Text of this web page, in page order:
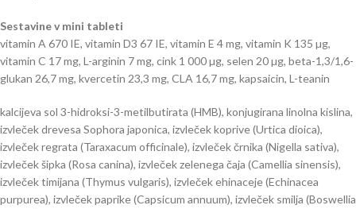
Sestavine v mini tableti
vitamin A 670 IE, vitamin D3 67 IE, vitamin E 4 mg, vitamin K 135 µg,
vitamin C 17 mg, L-arginin 7 mg, cink 1 000 µg, selen 20 µg, beta-1,3/1,6-
glukan 26,7 mg, kvercetin 23,3 mg, CLA 16,7 mg, kapsaicin, L-teanin
kalcijeva sol 3-hidroksi-3-metilbutirata (HMB), konjugirana linolna kislina,
izvleček drevesa Sophora japonica, izvleček koprive (Urtica dioica),
izvleček regrata (Taraxacum officinale), izvleček črnika (Nigella sativa),
izvleček šipka (Rosa canina), izvleček zelenega čaja (Camellia sinensis),
izvleček timijana (Thymus vulgaris), izvleček ehinaceje (Echinacea
purpurea), izvleček paprike (Capsicum annuum), izvleček smilja (Boswellia